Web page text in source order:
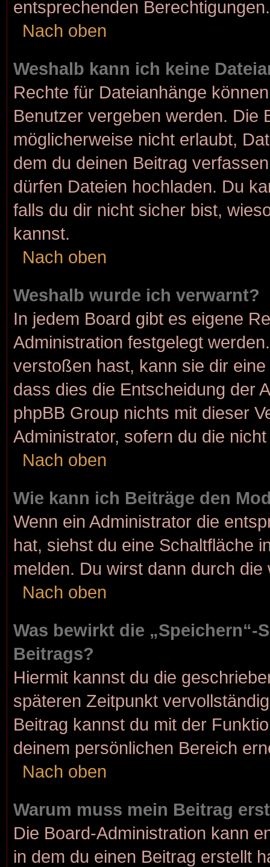
entsprechenden Berechtigungen.
Nach oben
Weshalb kann ich keine
Rechte für Dateianhänge
Benutzer vergeben werden. Die
möglicherweise nicht erlaubt,
dem du deinen Beitrag
dürfen Dateien hochladen. Du
falls du dir nicht sicher bist,
kannst.
Nach oben
Weshalb wurde ich verwarnt?
In jedem Board gibt es eigene
Administration festgelegt
verstoßen hast, kann sie dir
dass dies die Entscheidung der
phpBB Group nichts mit dieser
Administrator, sofern du die
Nach oben
Wie kann ich Beiträge den
Wenn ein Administrator die
hat, siehst du eine Schaltfläche
melden. Du wirst dann durch
Nach oben
Was bewirkt die „Speichern“-
Beitrags?
Hiermit kannst du die
späteren Zeitpunkt
Beitrag kannst du mit der
deinem persönlichen Bereich
Nach oben
Warum muss mein Beitrag
Die Board-Administration kann
in dem du einen Beitrag erstellt